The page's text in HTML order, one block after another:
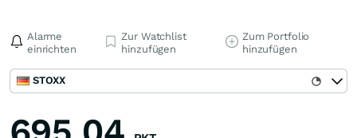
Alarme
einrichten
Zur Watchlist
hinzufügen
Zum Portfolio
hinzufügen
STOXX